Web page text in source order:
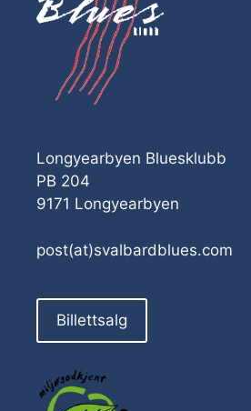
Longyearbyen Bluesklubb
PB 204
9171 Longyearbyen
post(at)svalbardblues.com
Billettsalg